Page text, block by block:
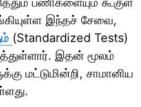
இந்தச் சேவை,
(Standardized Tests)
இதன் மூலம்
மட்டுமின்றி, சாமானிய